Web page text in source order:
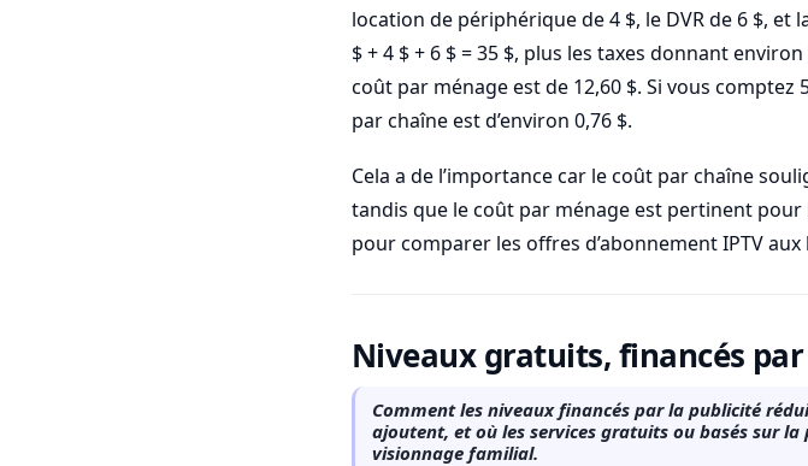
location de périphérique de 4 $, le DVR de 6 $,
$ + 4 $ + 6 $ = 35 $, plus les taxes donnant
coût par ménage est de 12,60 $. Si vous
par chaîne est d’environ 0,76 $.
Cela a de l’importance car le coût par chaîne
tandis que le coût par ménage est pertinent
pour comparer les offres d’abonnement IPTV
Niveaux gratuits, financés
Comment les niveaux financés par la publicité
ajoutent, et où les services gratuits ou basés sur
visionnage familial.